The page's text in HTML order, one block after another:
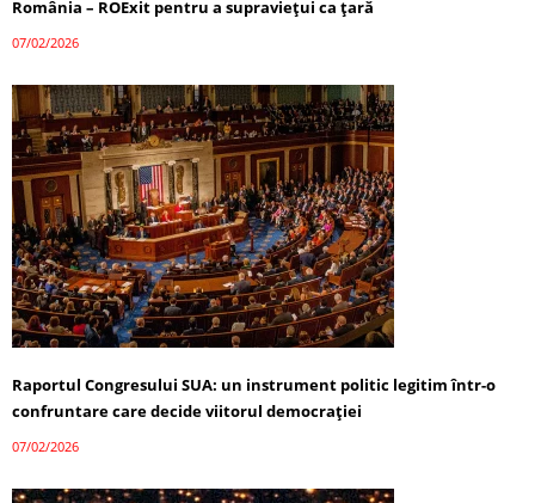
România – ROExit pentru a supraviețui ca țară
07/02/2026
Raportul Congresului SUA: un instrument politic legitim într-o
confruntare care decide viitorul democrației
07/02/2026